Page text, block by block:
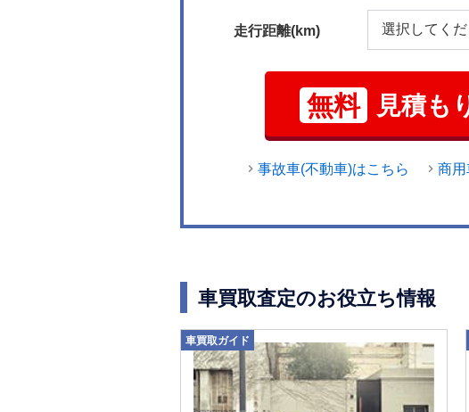
走行距離(km)
無料 見積も
事故車(不動車)はこちら 商用
車買取査定のお役立ち情報
車買取ガイド